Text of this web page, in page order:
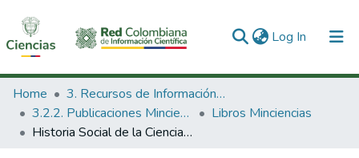
Log In (current)
Communities & Collections
All of DSpace
Home
3. Recursos de Información Científica y Tecnológica
3.2.2. Publicaciones Minciencias
Libros Minciencias
Historia Social de la Ciencia en Colombia. Matemáticas Astronomía y Geología. Tomo II